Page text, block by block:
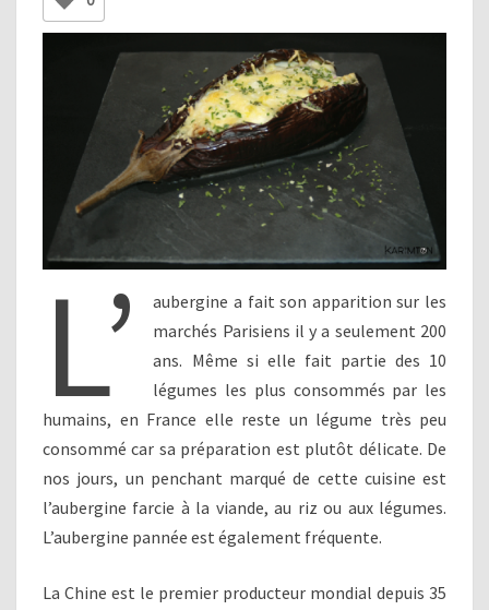
L’
aubergine a fait son apparition sur les
marchés Parisiens il y a seulement 200
ans. Même si elle fait partie des 10
légumes les plus consommés par les
humains, en France elle reste un légume très peu
consommé car sa préparation est plutôt délicate. De
nos jours, un penchant marqué de cette cuisine est
l’aubergine farcie à la viande, au riz ou aux légumes.
L’aubergine pannée est également fréquente.
La Chine est le premier producteur mondial depuis 35